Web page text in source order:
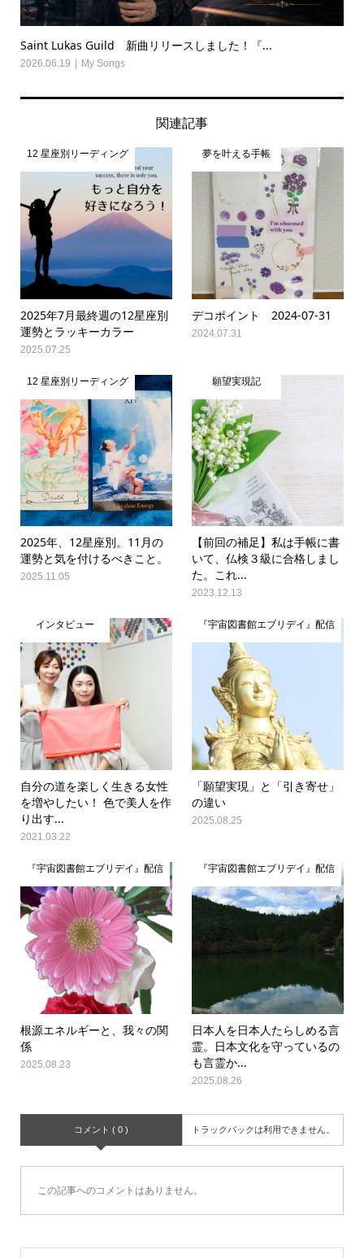
Saint Lukas Guild 新曲リリースしました！『...
2026.06.19 My Songs
関連記事
12 星座別リーディング
2025年7月最終週の12星座別
運勢とラッキーカラー
2025.07.25
夢を叶える手帳
デコポイント 2024-07-31
2024.07.31
12 星座別リーディング
2025年、12星座別。11月の
運勢と気を付けるべきこと。
2025.11.05
願望実現記
【前回の補足】私は手帳に書
いて、仏検３級に合格しまし
た。これ...
2023.12.13
インタビュー
自分の道を楽しく生きる女性
を増やしたい！ 色で美人を作
り出す...
2021.03.22
『宇宙図書館エブリデイ』配信
「願望実現」と「引き寄せ」
の違い
2025.08.25
『宇宙図書館エブリデイ』配信
根源エネルギーと、我々の関
係
2025.08.23
『宇宙図書館エブリデイ』配信
日本人を日本人たらしめる言
霊。日本文化を守っているの
も言霊か...
2025.08.26
コメント ( 0 ) トラックバックは利用できません。
この記事へのコメントはありません。